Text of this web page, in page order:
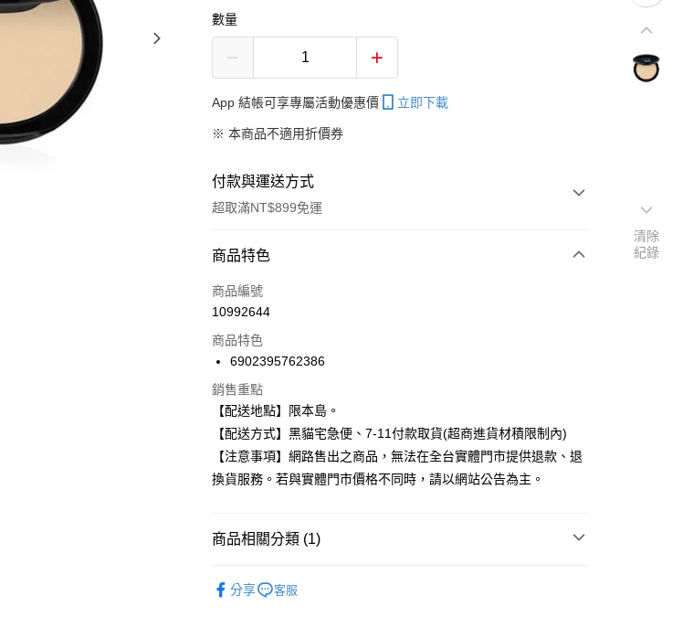
數量
App 結帳可享專屬活動優惠價 立即下載
※ 本商品不適用折價券
付款與運送方式
超取滿NT$899免運
付款方式
信用卡一次付款
合作金庫商業銀行
華南商業銀行
上海商業儲蓄銀行
國泰世華商業銀行
兆豐國際商業銀行
臺灣中小企業銀行
台中商業銀行
匯豐（台灣）商業銀行
華泰商業銀行
玉山商業銀行
超商取貨付款
LINE Pay
Apple Pay
街口支付
全盈+PAY
商品特色
商品編號
10992644
商品特色
6902395762386
銷售重點
【配送地點】限本島。
【配送方式】黑貓宅急便、7-11付款取貨(超商進貨材積限制內)
【注意事項】網路售出之商品，無法在全台實體門市提供退款、退
換貨服務。若與實體門市價格不同時，請以網站公告為主。
商品相關分類 (1)
分享
客服
清除
紀錄